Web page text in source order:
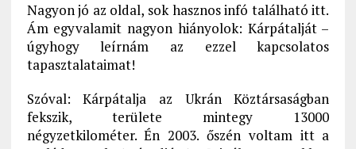
Nagyon jó az oldal, sok hasznos infó található itt.
Ám egyvalamit nagyon hiányolok: Kárpátalját –
úgyhogy leírnám az ezzel kapcsolatos
tapasztalataimat!
Szóval: Kárpátalja az Ukrán Köztársaságban
fekszik, területe mintegy 13000
négyzetkilométer. Én 2003. őszén voltam itt a